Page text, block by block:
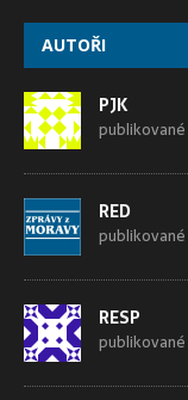
AUTOŘI
PJK
RED
RESP